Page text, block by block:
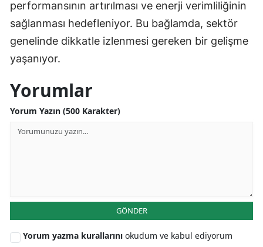
performansının artırılması ve enerji verimliliğinin
sağlanması hedefleniyor. Bu bağlamda, sektör
genelinde dikkatle izlenmesi gereken bir gelişme
yaşanıyor.
Yorumlar
Yorum Yazın (500 Karakter)
GÖNDER
Yorum yazma kurallarını okudum ve kabul ediyorum